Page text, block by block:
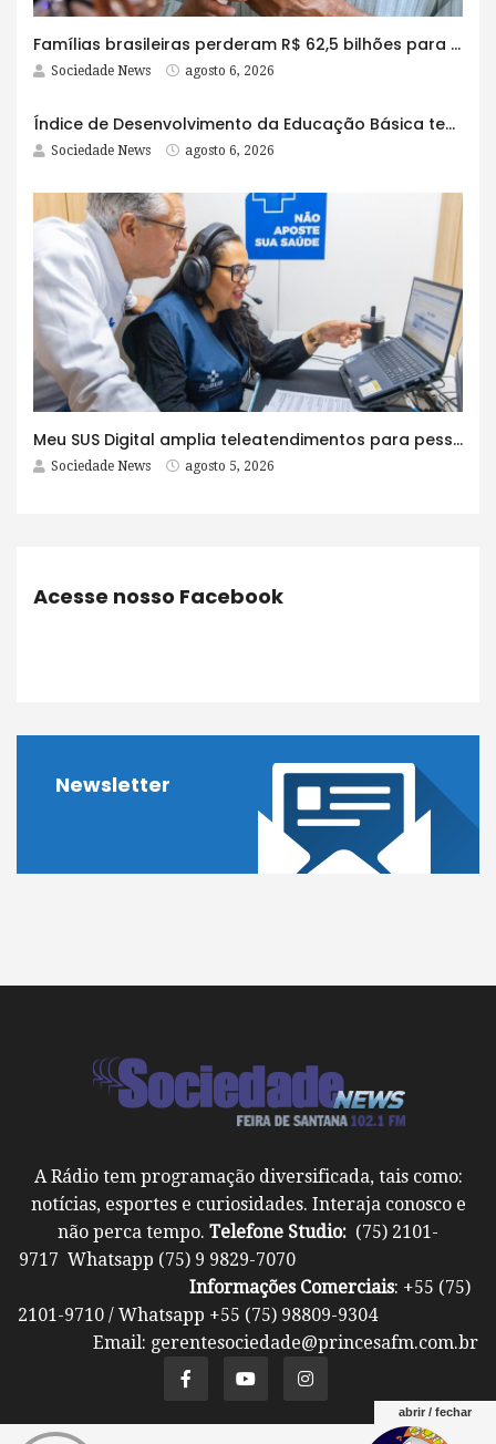
Famílias brasileiras perderam R$ 62,5 bilhões para bets em 2025
Sociedade News agosto 6, 2026
Índice de Desenvolvimento da Educação Básica tem elevação em todas as etapas
Sociedade News agosto 6, 2026
Meu SUS Digital amplia teleatendimentos para pessoas com problemas com jogos e apostas
Sociedade News agosto 5, 2026
Acesse nosso Facebook
Newsletter
A Rádio tem programação diversificada, tais como:
notícias, esportes e curiosidades. Interaja conosco e
não perca tempo. Telefone Studio: (75) 2101-
9717 Whatsapp (75) 9 9829-7070
Informações Comerciais: +55 (75)
2101-9710 / Whatsapp +55 (75) 98809-9304
Email: gerentesociedade@princesafm.com.br
abrir / fechar